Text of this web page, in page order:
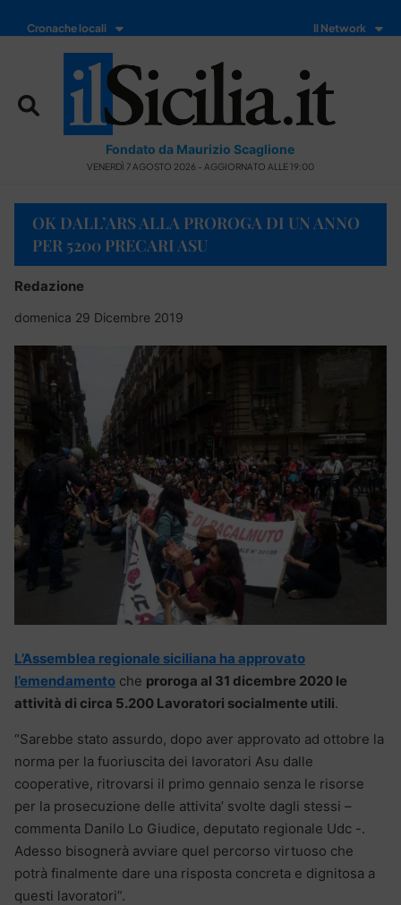
Cronache locali Il Network
Fondato da Maurizio Scaglione
VENERDÌ 7 AGOSTO 2026 - AGGIORNATO ALLE 19:00
OK DALL’ARS ALLA PROROGA DI UN ANNO
PER 5200 PRECARI ASU
Redazione
domenica 29 Dicembre 2019
L’Assemblea regionale siciliana ha approvato
l’emendamento che proroga al 31 dicembre 2020 le
attività di circa 5.200 Lavoratori socialmente utili.
“Sarebbe stato assurdo, dopo aver approvato ad ottobre la
norma per la fuoriuscita dei lavoratori Asu dalle
cooperative, ritrovarsi il primo gennaio senza le risorse
per la prosecuzione delle attivita’ svolte dagli stessi –
commenta Danilo Lo Giudice, deputato regionale Udc -.
Adesso bisognerà avviare quel percorso virtuoso che
potrà finalmente dare una risposta concreta e dignitosa a
questi lavoratori”.